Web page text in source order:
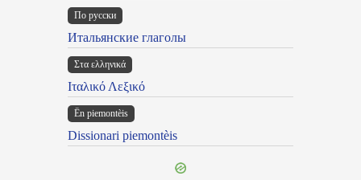
По русски
Итальянские глаголы
Στα ελληνικά
Ιταλικό Λεξικό
Ën piemontèis
Dissionari piemontèis